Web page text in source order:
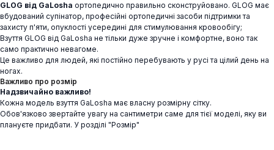
GLOG від GaLosha ортопедично правильно сконструйовано. GLOG має
вбудований супінатор, професійні ортопедичні засоби підтримки та
захисту п'яти, опуклості усередині для стимулювання кровообігу;
Взуття GLOG від GaLosha не тільки дуже зручне і комфортне, воно так
само практично невагоме.
Це важливо для людей, які постійно перебувають у русі та цілий день на
ногах.
Важливо про розмір
Надзвичайно важливо!
Кожна модель взуття GaLosha має власну розмірну сітку.
Обов'язково звертайте увагу на сантиметри саме для тієї моделі, яку ви
плануєте придбати. У розділі "Розмір"